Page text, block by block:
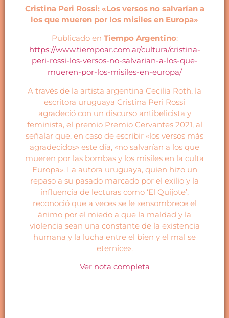
Cristina Peri Rossi: «Los versos no salvarían a
los que mueren por los misiles en Europa»
Publicado en Tiempo Argentino:
https://www.tiempoar.com.ar/cultura/cristina-
peri-rossi-los-versos-no-salvarian-a-los-que-
mueren-por-los-misiles-en-europa/
A través de la artista argentina Cecilia Roth, la
escritora uruguaya Cristina Peri Rossi
agradeció con un discurso antibelicista y
feminista, el premio Premio Cervantes 2021, al
señalar que, en caso de escribir «los versos más
agradecidos» este día, «no salvarían a los que
mueren por las bombas y los misiles en la culta
Europa». La autora uruguaya, quien hizo un
repaso a su pasado marcado por el exilio y la
influencia de lecturas como ‘El Quijote’,
reconoció que a veces se le «ensombrece el
ánimo por el miedo a que la maldad y la
violencia sean una constante de la existencia
humana y la lucha entre el bien y el mal se
eternice».
Ver nota completa